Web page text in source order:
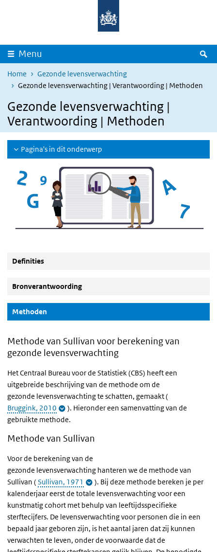
Overslaan en naar de inhoud gaan
Menu
Home
Gezonde levensverwachting
Gezonde levensverwachting | Verantwoording | Methoden
Gezonde levensverwachting |
Verantwoording | Methoden
Pagina's in dit onderwerp
Definities
Bronverantwoording
Methoden
Methode van Sullivan voor berekening van
gezonde levensverwachting
Het Centraal Bureau voor de Statistiek (CBS) heeft een
uitgebreide beschrijving van de methode om de
gezonde levensverwachting te schatten, gemaakt (
Bruggink, 2010
). Hieronder een samenvatting van de
gebruikte methode.
Methode van Sullivan
Voor de berekening van de
gezonde levensverwachting hanteren we de methode van
Sullivan ( Sullivan, 1971
). Bij deze methode bereken je per
kalenderjaar eerst de totale levensverwachting voor een
kunstmatig cohort met behulp van leeftijdsspecifieke
sterftecijfers. De levensverwachting voor personen die in een
bepaald jaar geboren zijn, is het aantal jaren dat zij kunnen
verwachten te leven, onder de voorwaarde dat de